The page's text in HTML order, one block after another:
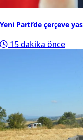
Yeni Parti’de çerçeve
15 dakika önce